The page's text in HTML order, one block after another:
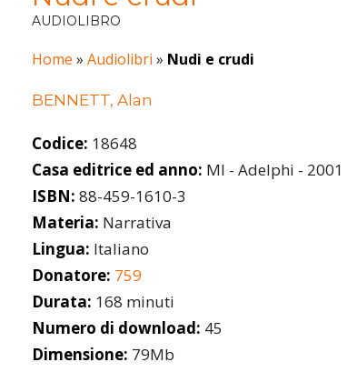
AUDIOLIBRO
Home » Audiolibri » Nudi e crudi
BENNETT, Alan
Codice: 18648
Casa editrice ed anno: MI - Adelphi - 2001
ISBN: 88-459-1610-3
Materia: Narrativa
Lingua: Italiano
Donatore: 759
Durata: 168 minuti
Numero di download: 45
Dimensione: 79Mb